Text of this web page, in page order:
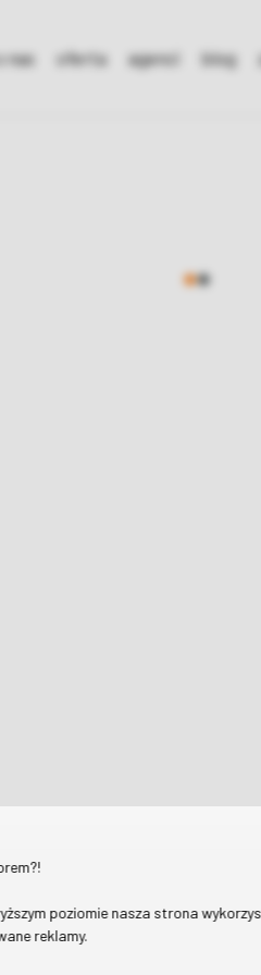
nas oferta agenci blog
poziomie nasza strona
reklamy.